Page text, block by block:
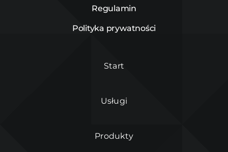
Regulamin
Polityka prywatności
Start
Usługi
Produkty